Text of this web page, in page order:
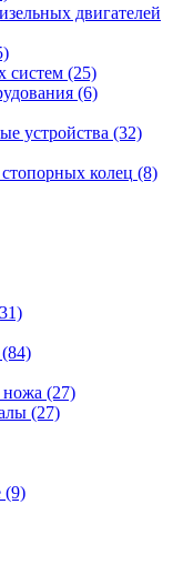
двигателей
систем (25)
(6)
устройства (32)
колец (8)
(84)
ножа (27)
(27)
(9)